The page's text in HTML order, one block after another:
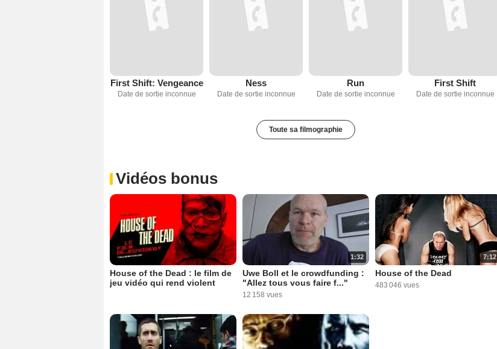
First Shift: Vengeance
Date de sortie inconnue
Ness
Date de sortie inconnue
Run
Date de sortie inconnue
First Shift
Date de sortie inconnue
Toute sa filmographie
Vidéos bonus
House of the Dead : le film de
jeu vidéo qui rend violent
1:32
Uwe Boll et le crowdfunding :
"Allez tous vous faire f..."
12 158 vues
7:12
House of the Dead
483 046 vues